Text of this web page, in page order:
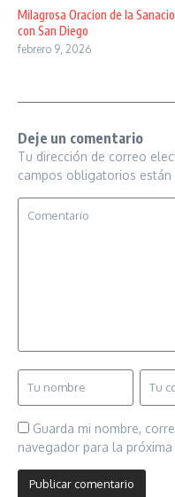
Milagrosa Oracion de la
con San Diego
febrero 9, 2026
Deje un comentario
Tu dirección de correo
campos obligatorios están
Guarda mi nombre,
navegador para la